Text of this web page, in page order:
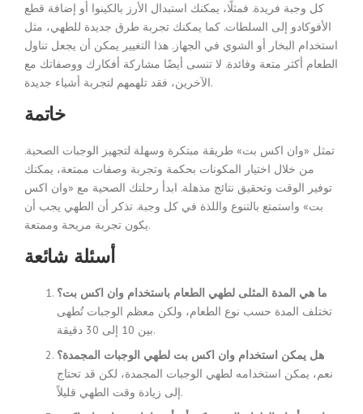
كل وجبة فريدة. فمثلًا، يمكنك استبدال الأرز بالكينوا أو إضافة قطع
الأفوكادو إلى السلطات. كما يمكنك تجربة طرق جديدة للطهي، مثل
استخدام البخار أو الشوي في الجهاز. هذا التغيير يمكن أن يجعل تناول
الطعام أكثر متعة وفائدة. لا تنسى أيضًا مشاركة أفكارك ووصفاتك مع
الآخرين، فقد تلهمهم لتجربة أشياء جديدة.
خاتمة
تمثل «وان اكس بت» طريقة مبتكرة وسهلة لتجهيز الوجبات الصحية.
من خلال اختيار المكونات بحكمة وتجربة وصفات ممتعة، يمكنك
توفير الوقت وتحقيق نتائج مذهلة. ابدأ رحلتك الصحية مع «وان اكس
بت» واستمتع بالتنوع واللذة في كل وجبة. تذكر أن الطهي يجب أن
يكون تجربة مريحة وممتعة.
أسئلة شائعة
ما هي المدة المثلى لطهي الطعام باستخدام وان اكس بت؟
تختلف المدة حسب نوع الطعام، ولكن معظم الوجبات تُطهى
بين 10 إلى 30 دقيقة.
هل يمكن استخدام وان اكس بت لطهي الوجبات المجمدة؟
نعم، يمكن استخدامه لطهي الوجبات المجمدة، لكن قد تحتاج
إلى زيادة وقت الطهي قليلاً.